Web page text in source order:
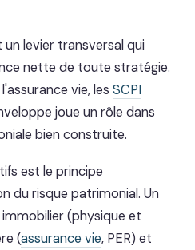
levier transversal qui
nette de toute stratégie.
vie, les SCPI
joue un rôle dans
bien construite.
est le principe
du risque patrimonial. Un
(physique et
(assurance vie, PER) et